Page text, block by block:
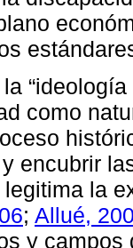
como
encubrir
la
; Allué,
y